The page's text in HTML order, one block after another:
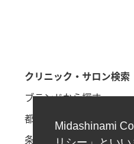
クリニック・サロン検索
ブランドから探す
都道府県から探す
条件を指定して探す
Midashinami